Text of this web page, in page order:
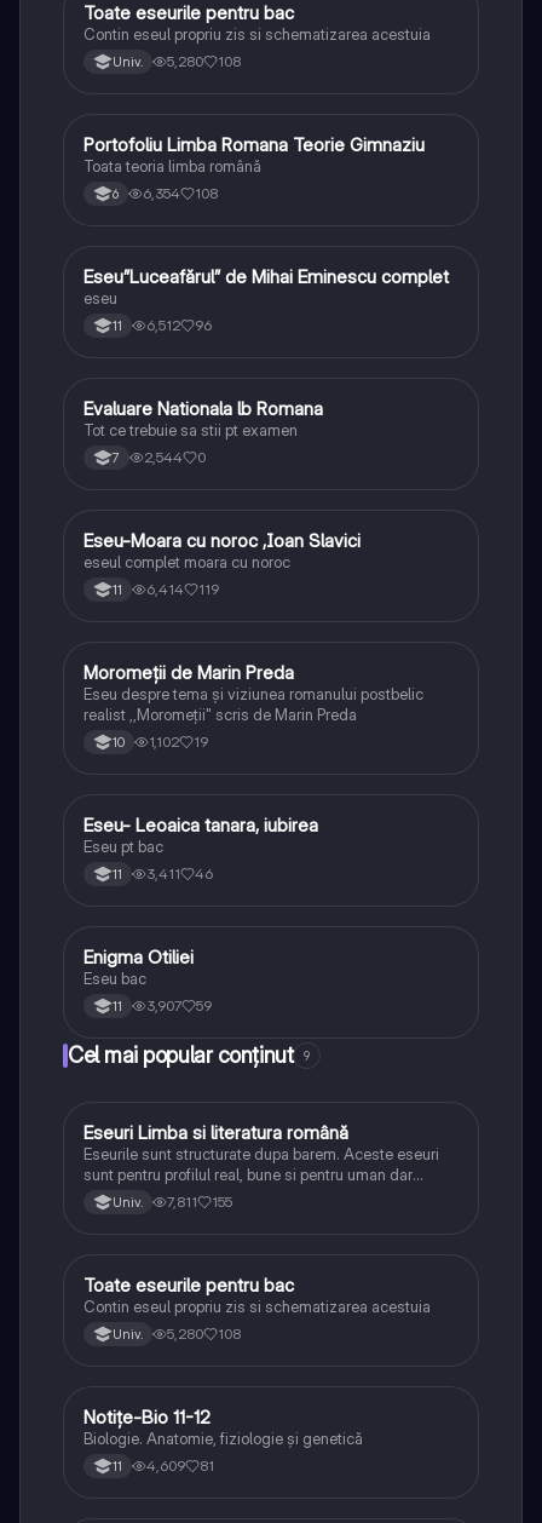
Limba și literatura română
Toate eseurile pentru bac
Contin eseul propriu zis si schematizarea acestuia
Univ. 5,280 108
Limba și literatura română
Portofoliu Limba Romana Teorie Gimnaziu
Toata teoria limba română
6 6,354 108
Limba și literatura română
Eseu”Luceafărul” de Mihai Eminescu complet
eseu
11 6,512 96
Limba și literatura română
Evaluare Nationala lb Romana
Tot ce trebuie sa stii pt examen
7 2,544 0
Limba și literatura română
Eseu-Moara cu noroc ,Ioan Slavici
eseul complet moara cu noroc
11 6,414 119
Limba și literatura română
Moromeții de Marin Preda
Eseu despre tema și viziunea romanului postbelic
realist ,,Moromeții" scris de Marin Preda
10 1,102 19
Limba și literatura română
Eseu- Leoaica tanara, iubirea
Eseu pt bac
11 3,411 46
Limba și literatura română
Enigma Otiliei
Eseu bac
11 3,907 59
Cel mai popular conținut 9
Limba și literatura română
Eseuri Limba si literatura română
Eseurile sunt structurate dupa barem. Aceste eseuri
sunt pentru profilul real, bune si pentru uman dar
lipsesc relatiile dintre personaje si caracrerizarile.
Univ. 7,811 155
Limba și literatura română
Toate eseurile pentru bac
Contin eseul propriu zis si schematizarea acestuia
Univ. 5,280 108
Biologie
Notițe-Bio 11-12
Biologie. Anatomie, fiziologie și genetică
11 4,609 81